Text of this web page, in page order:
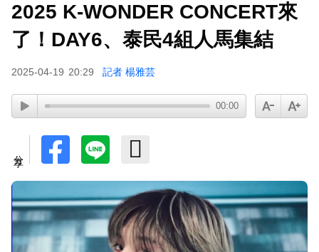
八點檔女神美照遭放大腳趾！被酸「暗沉皺褶」本
人無奈回應
2025 K-WONDER CONCERT來
了！DAY6、泰民4組人馬集結
2025-04-19 20:29 記者 楊雅芸
00:00